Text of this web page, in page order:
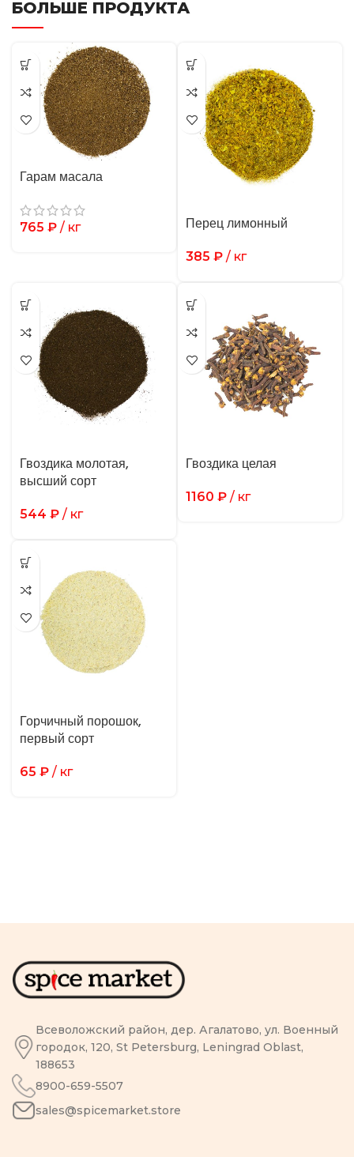
БОЛЬШЕ ПРОДУКТА
Гарам масала
765 ₽ / кг Перец лимонный
385 ₽ / кг
Гвоздика молотая,
высший сорт
544 ₽ / кг
Гвоздика целая
1160 ₽ / кг
Горчичный порошок,
первый сорт
65 ₽ / кг
Всеволожский район, дер. Агалатово, ул. Военный
городок, 120, St Petersburg, Leningrad Oblast,
188653
8900-659-5507
sales@spicemarket.store